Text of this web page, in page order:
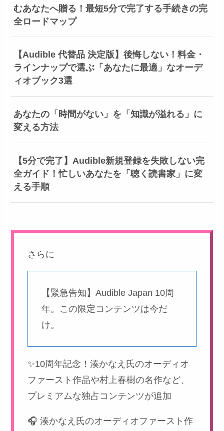
むあなたへ贈る！最短5分で完了する手続きの完
全ロードマップ
【Audible 代替品 決定版】後悔しない！料金・
ラインナップで選ぶ「あなたに最適」なオーデ
ィオブック3選
あなたの「時間がない」を「知識が溢れる」に
変える方法
【5分で完了】Audible新規登録を失敗しない完
全ガイド！忙しいあなたを「聴く読書家」に変
える手順
さらに
【緊急告知】Audible Japan 10周
年。この限定コンテンツは今だ
け。
✨10周年記念！湊かなえ氏のオーディオ
ファースト作品や村上春樹の名作など、
プレミアムな独占コンテンツが追加
🎧 湊かなえ氏のオーディオファースト作